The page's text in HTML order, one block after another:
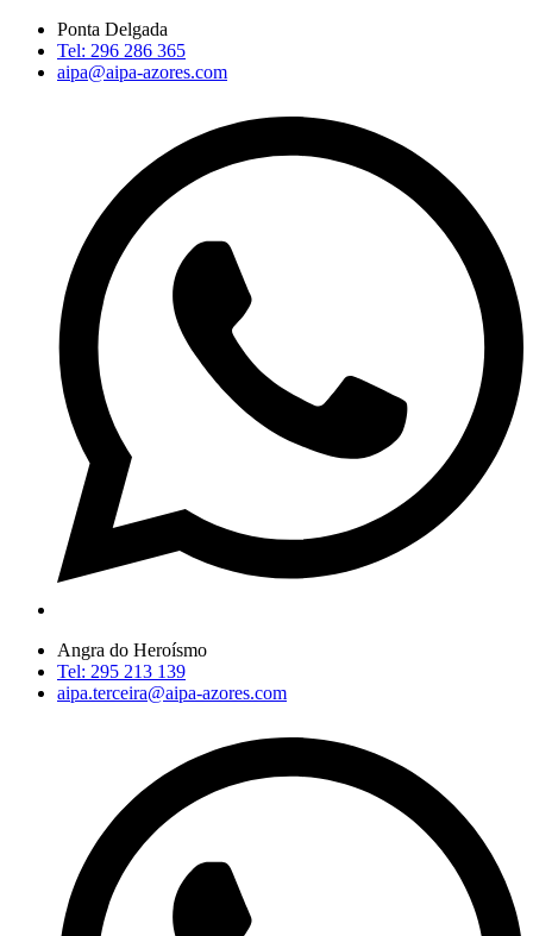
Pular
para
Ponta Delgada
Tel: 296 286 365
aipa@aipa-azores.com
Angra do Heroísmo
Tel: 295 213 139
aipa.terceira@aipa-azores.com